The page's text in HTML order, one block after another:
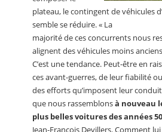
plateau, le contingent de véhicules
semble se réduire. « La
majorité de ces concurrents nous
alignent des véhicules moins
C’est une tendance. Peut-être en
ces avant-guerres, de leur fiabilité ou
des efforts qu’imposent leur
que nous rassemblonsà nouveau
plus belles voitures des années
Jean-François Devillers. Comment lui